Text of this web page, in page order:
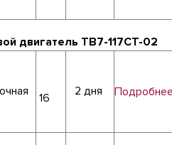
двигатель ТВ7-117СТ-02
16 2 дня